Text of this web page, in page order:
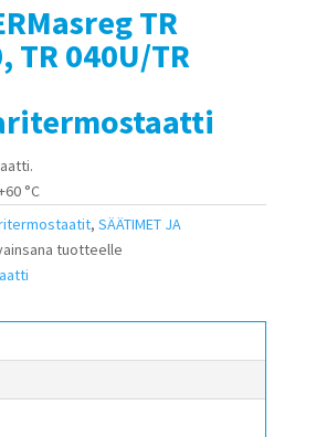
TR
TR 040U/TR
°C
, SÄÄTIMET JA
tuotteelle